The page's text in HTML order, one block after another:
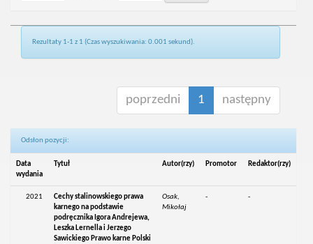
Rezultaty 1-1 z 1 (Czas wyszukiwania: 0.001 sekund).
poprzedni 1 następny
Odsłon pozycji:
Data
wydania
Tytuł Autor(rzy) Promotor Redaktor(rzy)
2021
Cechy stalinowskiego prawa
karnego na podstawie
podręcznika Igora Andrejewa,
Leszka Lernella i Jerzego
Sawickiego Prawo karne Polski
Osak,
Mikołaj
- -